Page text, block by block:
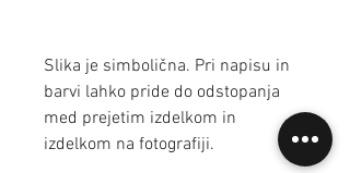
Slika je simbolična. Pri napisu in
barvi lahko pride do odstopanja
med prejetim izdelkom in
izdelkom na fotografiji.